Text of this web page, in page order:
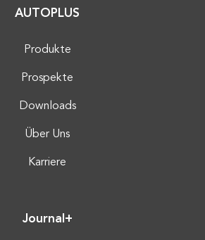
AUTOPLUS
Produkte
Prospekte
Downloads
Über Uns
Karriere
Journal+